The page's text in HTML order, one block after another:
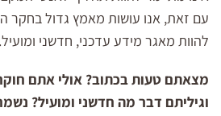
עם זאת, אנו עושות מאמץ גדול בחקר
להוות מאגר מידע עדכני, חדשני ומועיל.
מצאתם טעות בכתוב? אולי אתם
וגיליתם דבר מה חדשני ומועיל?